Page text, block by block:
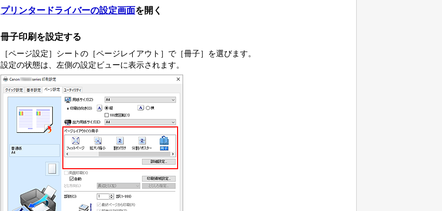
プリンタードライバーの設定画面を開く
冊子印刷を設定する
［ページ設定］ シートの ［ページレイアウト］ で［冊子］
を選びます。
設定の状態は、左側の設定ビューに表示されます。